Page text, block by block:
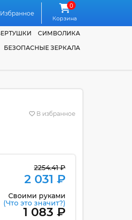
Избранное
0
Корзина
СИМВОЛИКА
БЕЗОПАСНЫЕ ЗЕРКАЛА
В избранное
2254.41 ₽
2 031 ₽
Своими руками
(Что это значит?)
1 083 ₽